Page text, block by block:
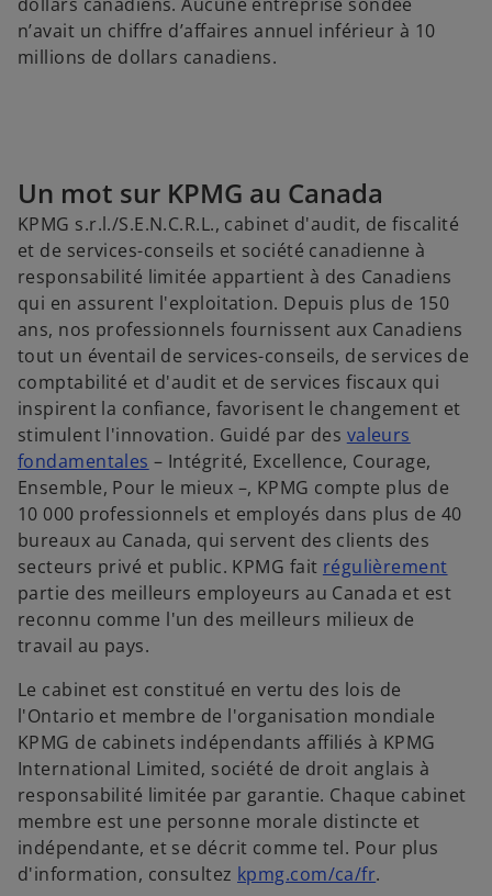
n’avait un chiffre d’affaires annuel inférieur à 10
millions de dollars canadiens.
Un mot sur KPMG au Canada
KPMG s.r.l./S.E.N.C.R.L., cabinet d'audit, de fiscalité
et de services-conseils et société canadienne à
responsabilité limitée appartient à des Canadiens
qui en assurent l'exploitation. Depuis plus de 150
ans, nos professionnels fournissent aux Canadiens
tout un éventail de services-conseils, de services de
comptabilité et d'audit et de services fiscaux qui
inspirent la confiance, favorisent le changement et
stimulent l'innovation. Guidé par des valeurs
fondamentales s
’
o
u
v
r
e
d
n
s
u
n
n
o
u
v
– Intégrité, Excellence, Courage,
Ensemble, Pour le mieux –, KPMG compte plus de
10 000 professionnels et employés dans plus de 40
bureaux au Canada, qui servent des clients des
secteurs privé et public. KPMG fait régulièrements
’
n
partie des meilleurs employeurs au Canada et est
reconnu comme l'un des meilleurs milieux de
travail au pays.
Le cabinet est constitué en vertu des lois de
l'Ontario et membre de l'organisation mondiale
KPMG de cabinets indépendants affiliés à KPMG
International Limited, société de droit anglais à
responsabilité limitée par garantie. Chaque cabinet
membre est une personne morale distincte et
indépendante, et se décrit comme tel. Pour plus
d'information, consultez kpmg.com/ca/frs.